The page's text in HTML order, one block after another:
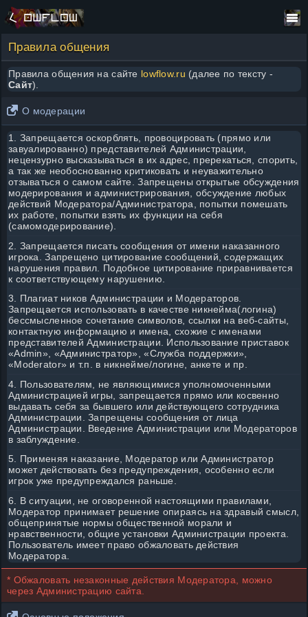
Правила общения
Правила общения на сайте lowflow.ru (далее по тексту -
Сайт).
О модерации
1. Запрещается оскорблять, провоцировать (прямо или
завуалированно) представителей Администрации,
нецензурно высказываться в их адрес, пререкаться, спорить,
а так же необоснованно критиковать и неуважительно
отзываться о самом сайте. Запрещены открытые обсуждения
модерирования и администрирования, обсуждение любых
действий Модератора/Администратора, попытки помешать
их работе, попытки взять их функции на себя
(самомодерирование).
2. Запрещается писать сообщения от имени наказанного
игрока. Запрещено цитирование сообщений, содержащих
нарушения правил. Подобное цитирование приравнивается
к соответствующему нарушению.
3. Плагиат ников Администрации и Модераторов.
Запрещается использовать в качестве никнейма(логина)
бессмысленное сочетание символов, ссылки на веб-сайты,
контактную информацию и имена, схожие с именами
представителей Администрации. Использование приставок
«Admin», «Администратор», «Служба поддержки»,
«Moderator» и т.п. в никнейме/логине, анкете и пр.
4. Пользователям, не являющимися уполномоченными
Администрацией игры, запрещается прямо или косвенно
выдавать себя за бывшего или действующего сотрудника
Администрации. Запрещены сообщения от лица
Администрации. Введение Администрации или Модераторов
в заблуждение.
5. Применяя наказание, Модератор или Администратор
может действовать без предупреждения, особенно если
игрок уже предупреждался раньше.
6. В ситуации, не оговоренной настоящими правилами,
Модератор принимает решение опираясь на здравый смысл,
общепринятые нормы общественной морали и
нравственности, общие установки Администрации проекта.
Пользователь имеет право обжаловать действия
Модератора.
* Обжаловать незаконные действия Модератора, можно
через Администрацию сайта.